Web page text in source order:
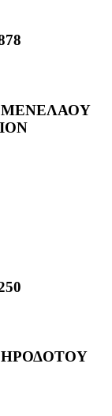
ΜΕΝΕΛΑΟΥ
ΗΡΟΔΟΤΟΥ